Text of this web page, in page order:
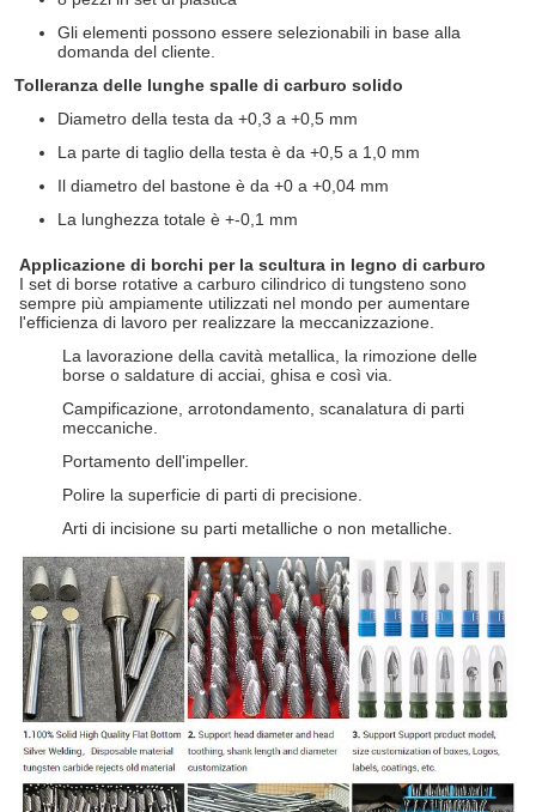
Gli elementi possono essere selezionabili in base alla
domanda del cliente.
Tolleranza delle lunghe spalle di carburo solido
Diametro della testa da +0,3 a +0,5 mm
La parte di taglio della testa è da +0,5 a 1,0 mm
Il diametro del bastone è da +0 a +0,04 mm
La lunghezza totale è +-0,1 mm
Applicazione di borchi per la scultura in legno di carburo
I set di borse rotative a carburo cilindrico di tungsteno sono
sempre più ampiamente utilizzati nel mondo per aumentare
l'efficienza di lavoro per realizzare la meccanizzazione.
La lavorazione della cavità metallica, la rimozione delle
borse o saldature di acciai, ghisa e così via.
Campificazione, arrotondamento, scanalatura di parti
meccaniche.
Portamento dell'impeller.
Polire la superficie di parti di precisione.
Arti di incisione su parti metalliche o non metalliche.